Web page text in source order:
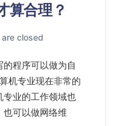
算合理？
closed
程序可以做为自
机专业现在非常的
专业的工作领域也
也可以做网络维